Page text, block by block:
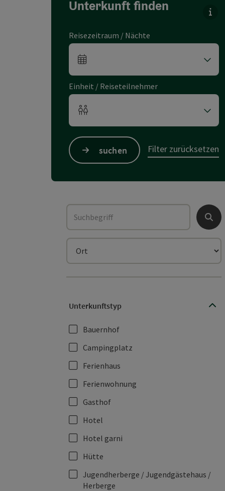
Unterkunft finden
Reisezeitraum / Nächte
An- und Abreisefelder
Einheit / Reiseteilnehmer
Einheitenanzahl und Personenfelder
suchen Filter zurücksetzen
Suchbegriff
Suchen
Ort
Unterkunftstyp
Bauernhof
Campingplatz
Ferienhaus
Ferienwohnung
Gasthof
Hotel
Hotel garni
Hütte
Jugendherberge / Jugendgästehaus /
Herberge